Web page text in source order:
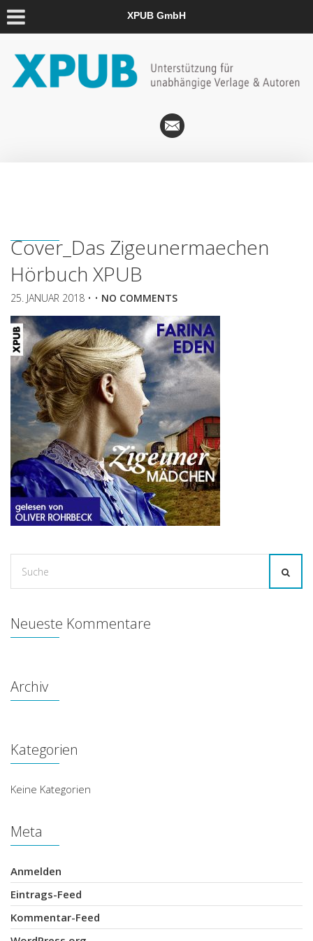
XPUB GmbH
Cover_Das Zigeunermaechen
Hörbuch XPUB
25. JANUAR 2018 • • NO COMMENTS
for:
Neueste Kommentare
Archiv
Kategorien
Keine Kategorien
Meta
Anmelden
Eintrags-Feed
Kommentar-Feed